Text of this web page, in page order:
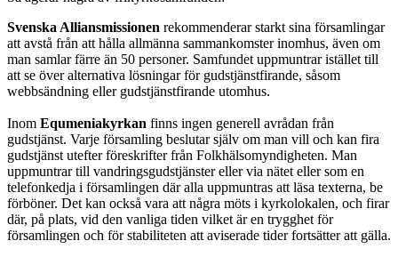
Svenska Alliansmissionen rekommenderar starkt sina församlingar
att avstå från att hålla allmänna sammankomster inomhus, även om
man samlar färre än 50 personer. Samfundet uppmuntrar istället till
att se över alternativa lösningar för gudstjänstfirande, såsom
webbsändning eller gudstjänstfirande utomhus.
Inom Equmeniakyrkan finns ingen generell avrådan från
gudstjänst. Varje församling beslutar själv om man vill och kan fira
gudstjänst utefter föreskrifter från Folkhälsomyndigheten. Man
uppmuntrar till vandringsgudstjänster eller via nätet eller som en
telefonkedja i församlingen där alla uppmuntras att läsa texterna, be
förböner. Det kan också vara att några möts i kyrkolokalen, och firar
där, på plats, vid den vanliga tiden vilket är en trygghet för
församlingen och för stabiliteten att aviserade tider fortsätter att gälla.